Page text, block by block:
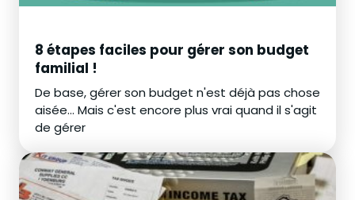
8 étapes faciles pour gérer son budget
familial !
De base, gérer son budget n'est déjà pas chose
aisée… Mais c'est encore plus vrai quand il s'agit
de gérer